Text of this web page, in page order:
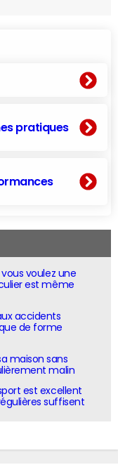
pratiques
voulez une
est même
accidents
de forme
maison sans
malin
est excellent
suffisent